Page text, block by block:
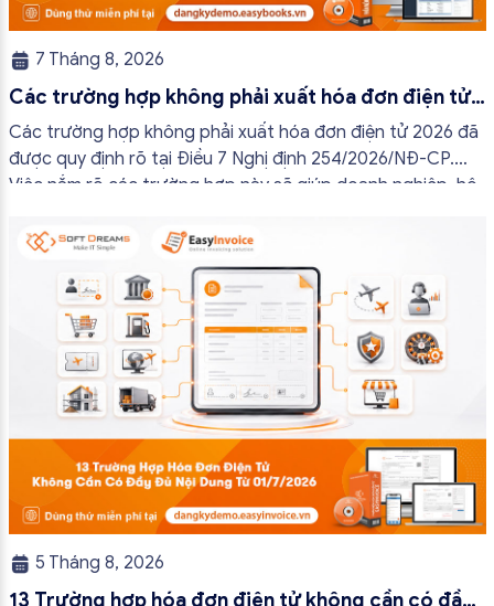
7 Tháng 8, 2026
Các trường hợp không phải xuất hóa đơn điện tử
2026
Các trường hợp không phải xuất hóa đơn điện tử 2026 đã
được quy định rõ tại Điều 7 Nghị định 254/2026/NĐ-CP.
Việc nắm rõ các trường hợp này sẽ giúp doanh nghiệp, hộ
tránh lập hóa đơn không cần thiết hoặc áp […]
5 Tháng 8, 2026
13 Trường hợp hóa đơn điện tử không cần có đầy